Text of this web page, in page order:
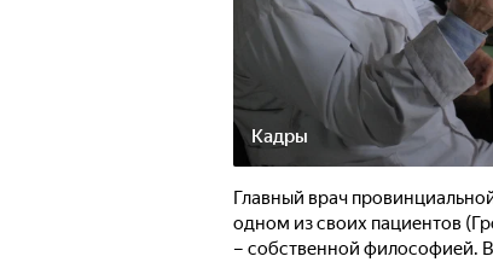
Кадры
Главный врач
одном из своих пациентов
– собственной философией.